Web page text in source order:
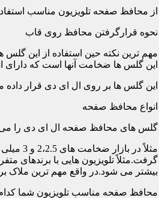
از محافظ صفحه تلویزیون مناسب
نحوه قرارگرفتن محافظ روی قاب
مهم ترین نکته حین استفاده از این
این گلس ها ضخامت آنها است که دارای انواع
این گلس ها بر روی ال ای دی قرار
انواع محافظ صفحه
گلس های محافظ صفحه ال ای دی را می
مثلاً
گرفت.مثلاً تلویزیون هایی با برندهای
بیشتر می شود.در واقع مهم ترین ملاک
محافظ صفحه مناسب تلویزیون شما